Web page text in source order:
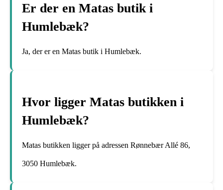
Er der en Matas butik i
Humlebæk?
Ja, der er en Matas butik i Humlebæk.
Hvor ligger Matas butikken i
Humlebæk?
Matas butikken ligger på adressen Rønnebær Allé 86,
3050 Humlebæk.